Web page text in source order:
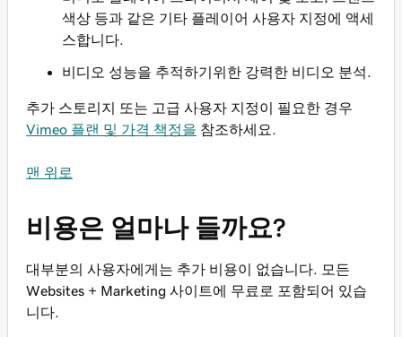
색상 등과 같은 기타 플레이어 사용자 지정에 액세
스합니다.
비디오 성능을 추적하기위한 강력한 비디오 분석.
추가 스토리지 또는 고급 사용자 지정이 필요한 경우
Vimeo 플랜 및 가격 책정을 참조하세요.
맨 위로
비용은 얼마나 들까요?
대부분의 사용자에게는 추가 비용이 없습니다. 모든
Websites + Marketing 사이트에 무료로 포함되어 있습
니다.